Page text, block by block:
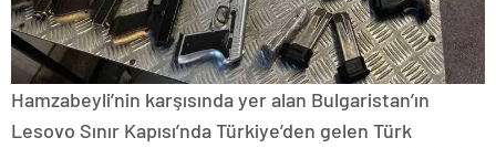
Hamzabeyli’nin karşısında yer alan Bulgaristan’ın
Lesovo Sınır Kapısı’nda Türkiye’den gelen Türk